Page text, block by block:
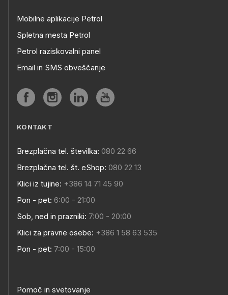
Mobilne aplikacije Petrol
Spletna mesta Petrol
Petrol raziskovalni panel
Email in SMS obveščanje
KONTAKT
Brezplačna tel. številka: 080 22 66
Brezplačna tel. št. eShop: 080 22 13
Klici iz tujine: +386 14 71 45 90
Pon - pet: 6:00 - 21:00
Sob, ned in prazniki: 7:00 - 20:00
Klici za pravne osebe: +386 1 58 63 535
Pon - pet: 7:00 - 15:00
Pomoč in svetovanje